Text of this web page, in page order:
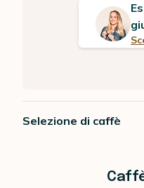
Selezione di caffè